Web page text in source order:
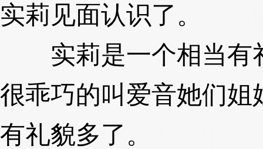
实莉见面认识了。
实莉是一个相当有
很乖巧的叫爱音她们
有礼貌多了。